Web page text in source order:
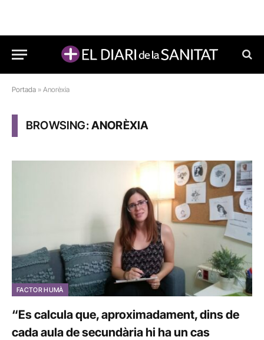
Portada » Anorèxia
BROWSING:ANORÈXIA
FACTOR HUMÀ
“Es calcula que, aproximadament, dins de
cada aula de secundària hi ha un cas